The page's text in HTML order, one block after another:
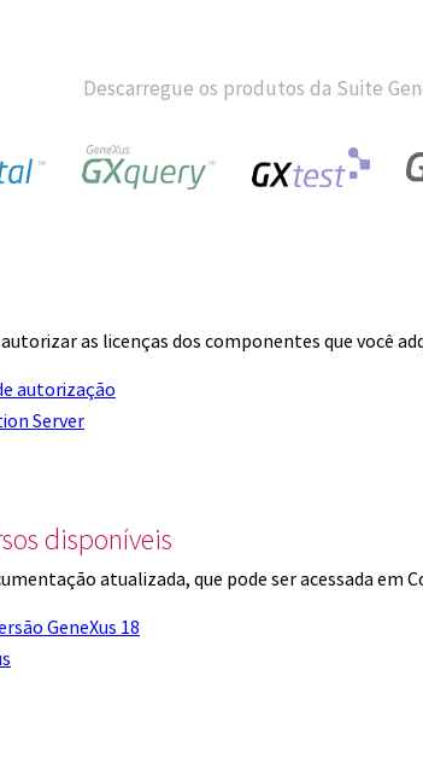
Descarregue os produtos da Suite
as licenças dos componentes que você
autorização
Server
disponíveis
atualizada, que pode ser acessada em
GeneXus 18